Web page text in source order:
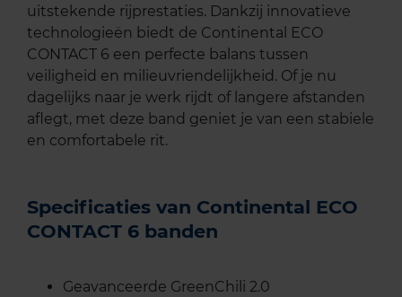
uitstekende rijprestaties. Dankzij innovatieve
technologieën biedt de Continental ECO
CONTACT 6 een perfecte balans tussen
veiligheid en milieuvriendelijkheid. Of je nu
dagelijks naar je werk rijdt of langere afstanden
aflegt, met deze band geniet je van een stabiele
en comfortabele rit.
Specificaties van Continental ECO
CONTACT 6 banden
Geavanceerde GreenChili 2.0